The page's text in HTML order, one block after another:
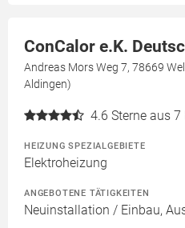
ConCalor e.K.
Andreas Mors Weg 7, 78669
Aldingen)
4.6 Sterne aus
HEIZUNG SPEZIALGEBIETE
Elektroheizung
ANGEBOTENE TÄTIGKEITEN
Neuinstallation / Einbau,